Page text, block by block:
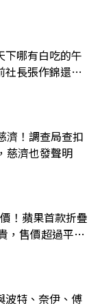
下哪有白吃的午
社長張作錦還原
濟！調查局查扣
慈濟也發聲明
！蘋果首款折疊
，售價超過平均
波特、奈伊、傅